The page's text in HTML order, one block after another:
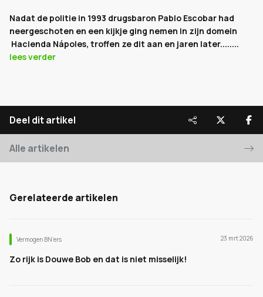
Nadat de politie in 1993 drugsbaron Pablo Escobar had
neergeschoten en een kijkje ging nemen in zijn domein
Hacienda Nápoles, troffen ze dit aan en jaren later........
lees verder
Deel dit artikel
Alle artikelen
Gerelateerde artikelen
Vermogen BN’ers 23 mrt 2026
Zo rijk is Douwe Bob en dat is niet misselijk!